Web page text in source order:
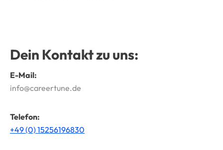
Dein Kontakt zu uns:
E-Mail:
info@careertune.de
Telefon:
+49 (0) 15256196830